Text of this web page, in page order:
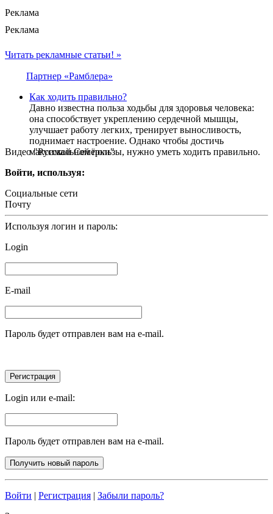
Реклама
Реклама
Видео "Русской Семёрки"
Читать рекламные статьи! »
Партнер «Рамблера»
Как ходить правильно?
Давно известна польза ходьбы для здоровья человека:
она способствует укреплению сердечной мышцы,
улучшает работу легких, тренирует выносливость,
поднимает настроение. Однако чтобы достичь
максимальной пользы, нужно уметь ходить правильно.
Войти, используя:
Социальные сети
Почту
Используя логин и пароль:
Login
E-mail
Пароль будет отправлен вам на e-mail.
Login или e-mail:
Пароль будет отправлен вам на e-mail.
Войти | Регистрация | Забыли пароль?